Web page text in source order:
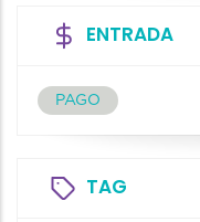
ENTRADA
PAGO
TAG